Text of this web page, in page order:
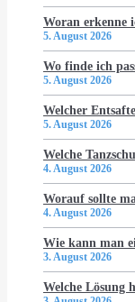
Woran erkenne
5. August 2026
Wo finde ich
5. August 2026
Welcher
5. August 2026
Welche
4. August 2026
Worauf sollte
4. August 2026
Wie kann man
3. August 2026
Welche Lösung